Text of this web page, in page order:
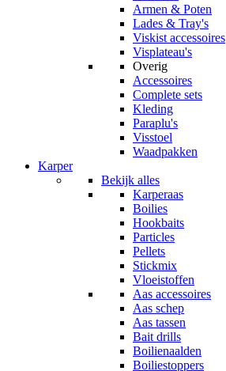
Armen & Poten
Lades & Tray's
Viskist accessoires
Visplateau's
Overig
Accessoires
Complete sets
Kleding
Paraplu's
Visstoel
Waadpakken
Karper
Bekijk alles
Karperaas
Boilies
Hookbaits
Particles
Pellets
Stickmix
Vloeistoffen
Aas accessoires
Aas schep
Aas tassen
Bait drills
Boilienaalden
Boiliestoppers